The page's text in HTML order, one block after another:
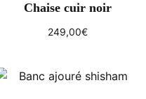
Chaise cuir noir
249,00€